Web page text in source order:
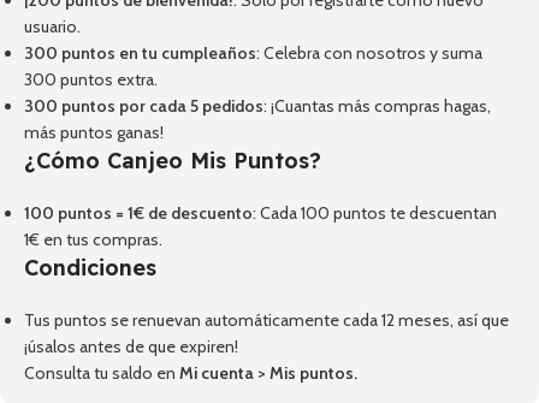
usuario.
300 puntos en tu cumpleaños: Celebra con nosotros y suma
300 puntos extra.
300 puntos por cada 5 pedidos: ¡Cuantas más compras hagas,
más puntos ganas!
¿Cómo Canjeo Mis Puntos?
100 puntos = 1€ de descuento: Cada 100 puntos te descuentan
1€ en tus compras.
Condiciones
Tus puntos se renuevan automáticamente cada 12 meses, así que
¡úsalos antes de que expiren!
Consulta tu saldo en Mi cuenta > Mis puntos.